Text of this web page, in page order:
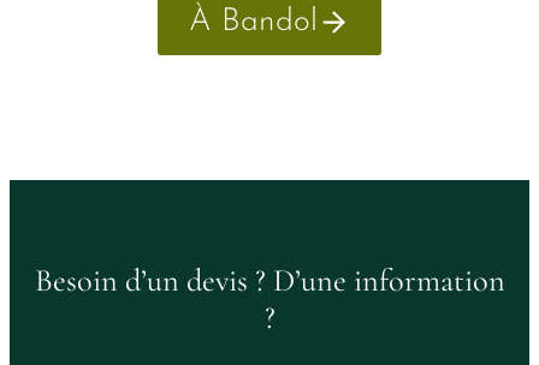
À Bandol
Besoin d’un devis ? D’une information
?